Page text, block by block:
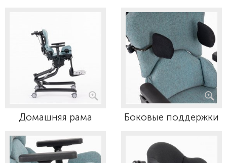
Домашняя рама Боковые поддержки